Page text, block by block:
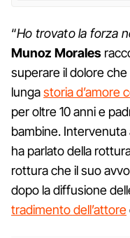
“Ho trovato la forza
Munoz Morales
superare il dolore che
lungastoria d’amore
per oltre 10 anni e
bambine. Intervenuta
ha parlato della
rottura che il suo
dopo la diffusione
tradimento dell’attore